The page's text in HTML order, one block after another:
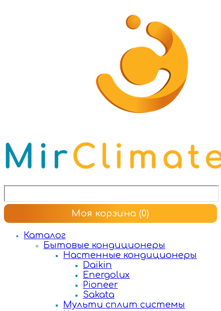
Моя корзина (0)
Каталог
Бытовые кондиционеры
Настенные кондиционеры
Daikin
Energolux
Pioneer
Sakata
Мульти сплит системы